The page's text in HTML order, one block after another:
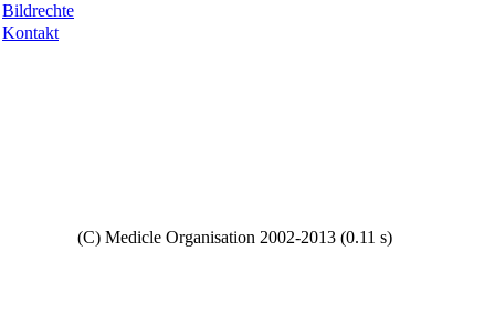
Bildrechte
Kontakt
(C) Medicle Organisation 2002-2013 (0.11 s)